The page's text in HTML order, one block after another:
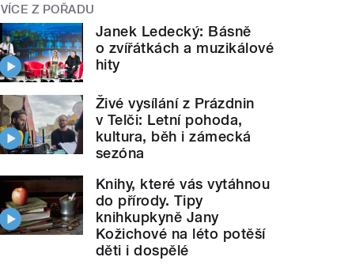
VÍCE Z POŘADU
Janek Ledecký: Básně
o zvířátkách a muzikálové
hity
Živé vysílání z Prázdnin
v Telči: Letní pohoda,
kultura, běh i zámecká
sezóna
Knihy, které vás vytáhnou
do přírody. Tipy
knihkupkyně Jany
Kožichové na léto potěší
děti i dospělé